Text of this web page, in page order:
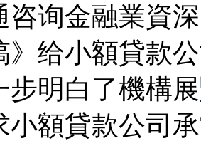
咨询金融業資
》给小額貸款
步明白了機構展
小額貸款公司